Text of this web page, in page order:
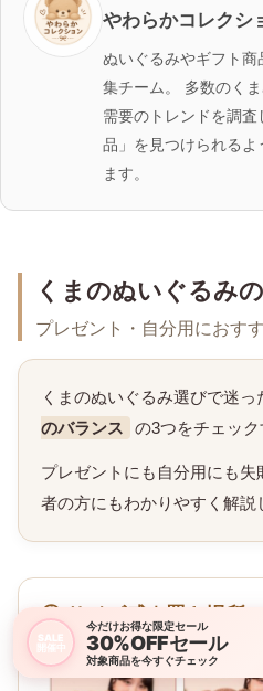
SALE
開催中
今だけお得な限定セール
30%OFFセール
対象商品を今すぐチェック
やわらかコレクシ
ぬいぐるみやギフト
集チーム。 多数のく
需要のトレンドを調
品」を見つけられる
ます。
くまのぬいぐるみ
プレゼント・自分用におす
くまのぬいぐるみ選びで迷っ
のバランス
の3つをチェック
プレゼントにも自分用にも
者の方にもわかりやすく解説
① サイズ感｜置き場所・